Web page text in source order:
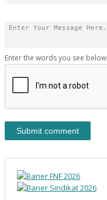
Enter the words you see below